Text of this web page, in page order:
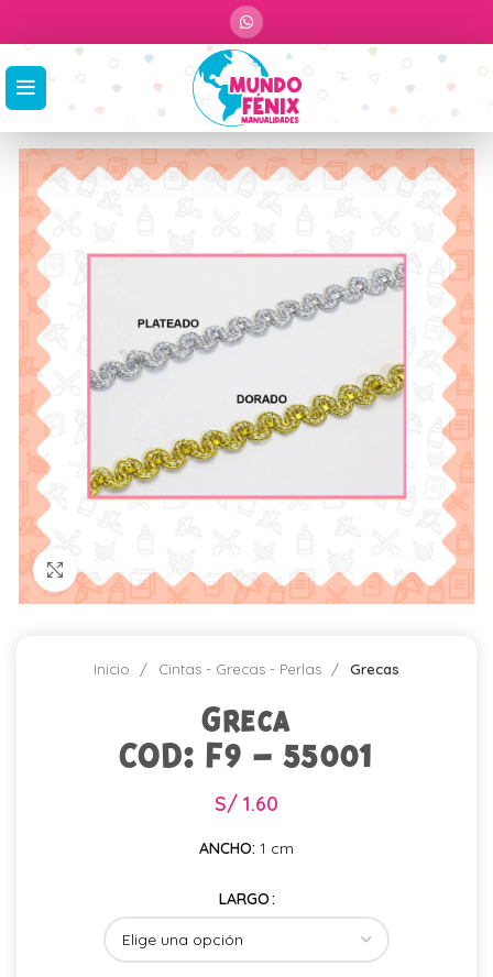
Click para agrandar
Inicio Cintas - Grecas - Perlas Grecas
Greca
COD: F9 – 55001
S/ 1.60
ANCHO: 1 cm
LARGO